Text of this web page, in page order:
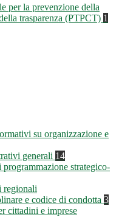
per la prevenzione della
trasparenza (PTPCT) 1
su organizzazione e
generali 14
strategico-
regionali
e codice di condotta 3
cittadini e imprese